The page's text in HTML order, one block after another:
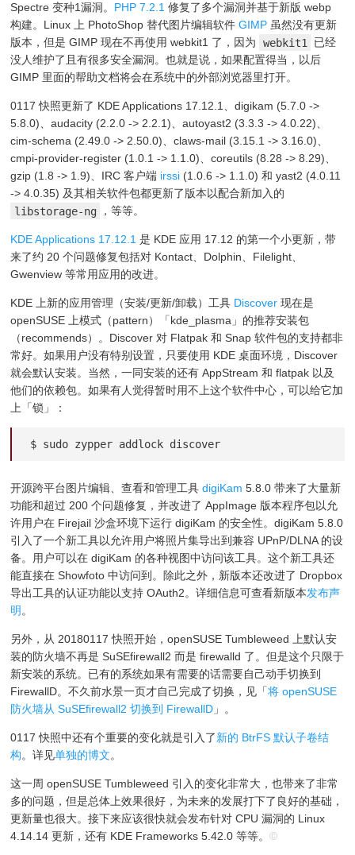
Spectre 变种1漏洞。 PHP 7.2.1 修复了多个漏洞并基于新版 webp
构建。Linux 上 PhotoShop 替代图片编辑软件GIMP 虽然没有更新
版本，但是 GIMP 现在不再使用 webkit1 了，因为
webkit1
已经
没人维护了且有很多安全漏洞。也就是说，如果配置得当，以后
GIMP 里面的帮助文档将会在系统中的外部浏览器里打开。
0117 快照更新了 KDE Applications 17.12.1、digikam (5.7.0 ->
5.8.0)、audacity (2.2.0 -> 2.2.1)、autoyast2 (3.3.3 -> 4.0.22)、
cim-schema (2.49.0 -> 2.50.0)、claws-mail (3.15.1 -> 3.16.0)、
cmpi-provider-register (1.0.1 -> 1.1.0)、coreutils (8.28 -> 8.29)、
gzip (1.8 -> 1.9)、IRC 客户端 irssi (1.0.6 -> 1.1.0) 和 yast2 (4.0.11
-> 4.0.35) 及其相关软件包都更新了版本以配合新加入的
libstorage-ng
，等等。
KDE Applications 17.12.1 是 KDE 应用 17.12 的第一个小更新，带
来了约 20 个问题修复包括对 Kontact、Dolphin、Filelight、
Gwenview 等常用应用的改进。
KDE 上新的应用管理（安装/更新/卸载）工具 Discover 现在是
openSUSE 上模式（pattern）「kde_plasma」的推荐安装包
（recommends）。Discover 对 Flatpak 和 Snap 软件包的支持都非
常好。如果用户没有特别设置，只要使用 KDE 桌面环境，Discover
就会默认安装。当然，一同安装的还有 AppStream 和 flatpak 以及
他们的依赖包。如果有人觉得暂时用不上这个软件中心，可以给它加
上「锁」：
$ sudo zypper addlock discover
开源跨平台图片编辑、查看和管理工具digiKam 5.8.0 带来了大量新
功能和超过 200 个问题修复，并改进了 AppImage 版本程序包以允
许用户在 Firejail 沙盒环境下运行 digiKam 的安全性。digiKam 5.8.0
引入了一个新工具以允许用户将照片集导出到兼容 UPnP/DLNA 的设
备。用户可以在 digiKam 的各种视图中访问该工具。这个新工具还
能直接在 Showfoto 中访问到。除此之外，新版本还改进了 Dropbox
导出工具的认证功能以支持 OAuth2。详细信息可查看新版本发布声
明 。
另外，从 20180117 快照开始，openSUSE Tumbleweed 上默认安
装的防火墙不再是 SuSEfirewall2 而是 firewalld 了。但是这个只限于
新安装的系统。已有的系统如果有需要的话需要自己动手切换到
FirewallD。不久前水景一页才自己完成了切换，见「将 openSUSE
防火墙从 SuSEfirewall2 切换到 FirewallD 」。
0117 快照中还有个重要的变化就是引入了新的 BtrFS 默认子卷结
构。详见单独的博文。
这一周 openSUSE Tumbleweed 引入的变化非常大，也带来了非常
多的问题，但是总体上效果很好，为未来的发展打下了良好的基础，
更新量也很大。接下来应该很快就会发布针对 CPU 漏洞的 Linux
4.14.14 更新，还有 KDE Frameworks 5.42.0 等等。©